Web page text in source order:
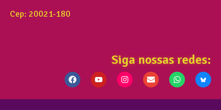
Cep: 20021-180
Siga nossas redes: